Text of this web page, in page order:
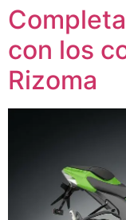
con los
Rizoma